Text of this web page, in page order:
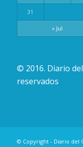
« Jul
31
© 2016. Diario
reservados
© Copyright - Diario del